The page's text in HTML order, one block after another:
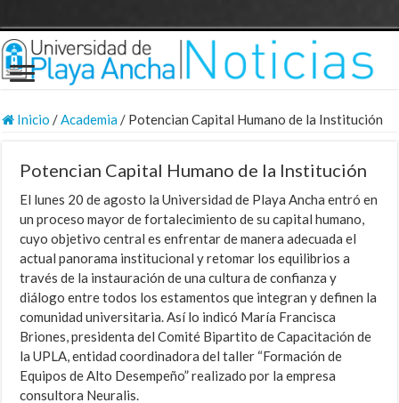
Inicio /Academia/ Potencian Capital Humano de la Institución
Potencian Capital Humano de la Institución
El lunes 20 de agosto la Universidad de Playa Ancha entró en
un proceso mayor de fortalecimiento de su capital humano,
cuyo objetivo central es enfrentar de manera adecuada el
actual panorama institucional y retomar los equilibrios a
través de la instauración de una cultura de confianza y
diálogo entre todos los estamentos que integran y definen la
comunidad universitaria. Así lo indicó María Francisca
Briones, presidenta del Comité Bipartito de Capacitación de
la UPLA, entidad coordinadora del taller “Formación de
Equipos de Alto Desempeño” realizado por la empresa
consultora Neuralis.